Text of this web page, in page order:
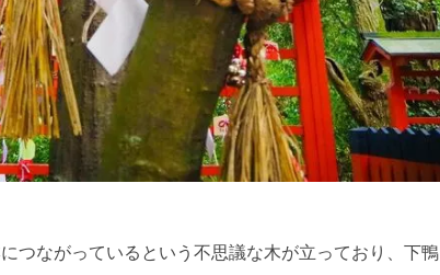
つながっているという不思議な木が立っており、下鴨